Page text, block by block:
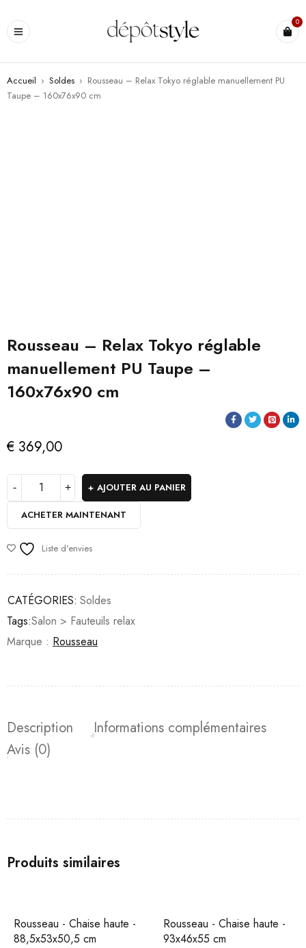
0
Accueil › Soldes › Rousseau – Relax Tokyo réglable manuellement PU
Taupe – 160x76x90 cm
Rousseau – Relax Tokyo réglable
manuellement PU Taupe –
160x76x90 cm
€ 369,00
AJOUTER AU PANIER
ACHETER MAINTENANT
Liste d'envies
CATÉGORIES: Soldes
Tags:Salon > Fauteuils relax
Marque : Rousseau
Description
Informations complémentaires
Avis (0)
Produits similaires
Rousseau - Chaise haute -
88,5x53x50,5 cm
Rousseau - Chaise haute -
93x46x55 cm